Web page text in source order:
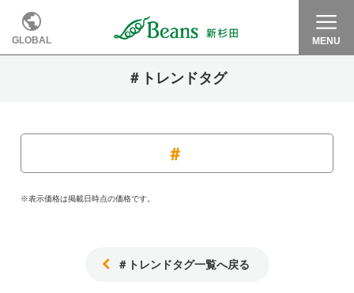
GLOBAL MENU
＃トレンドタグ
※表示価格は掲載日時点の価格です。
＃トレンドタグ一覧へ戻る